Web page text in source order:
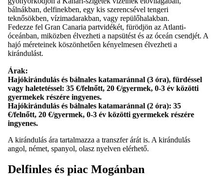
bálnákban, delfinekben, egy kis szerencsével tengeri
teknősökben, vízimadarakban, vagy repülőhalakban.
Fedezze fel Gran Canaria partvidékét, fürödjön az Atlanti-
óceánban, miközben élvezheti a napsütést és az óceán csendjét. A
hajó méreteinek köszönhetően kényelmesen élvezheti a
kirándulást.
Árak:
Hajókirándulás és bálnales katamaránnal (3 óra), fürdéssel
vagy haletetéssel: 35 €/felnőtt, 20 €/gyermek, 0-3 év közötti
gyermekek részére ingyenes.
Hajókirándulás és bálnales katamaránnal (2 óra): 35
€/felnőtt, 20 €/gyermek, 0-3 év közötti gyermekek részére
ingyenes.
A kirándulás ára tartalmazza a transzfer árát is. A kirándulás
angol, német, spanyol, olasz nyelven elérhető.
Delfinles és piac Mogánban